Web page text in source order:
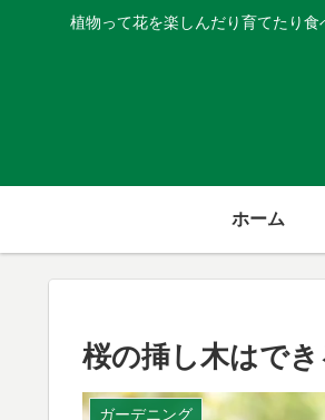
植物って花を楽しんだり育てたり
ホーム
桜の挿し木はで
ガーデニング